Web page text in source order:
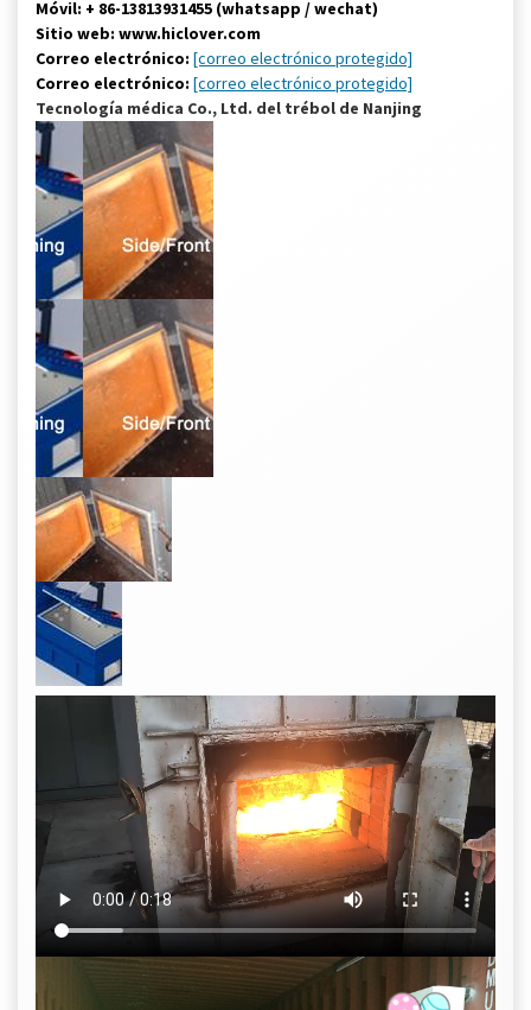
Móvil: + 86-13813931455 (whatsapp / wechat)
Sitio web: www.hiclover.com
Correo electrónico: [correo electrónico protegido]
Correo electrónico: [correo electrónico protegido]
Tecnología médica Co., Ltd. del trébol de Nanjing